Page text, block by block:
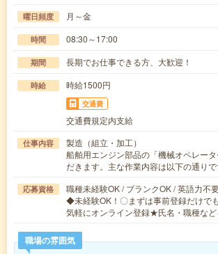
曜日頻度 月～金
時間 08:30～17:00
期間 長期でお仕事できる方、大歓迎！
時給 時給1500円
交通費
交通費規定内支給
仕事内容
製造（組立・加工）
船舶用エンジン部品の「機械オペレー
だきます。主な作業内容は以下の通り
応募資格
職種未経験OK / ブランクOK / 英語力不
◆未経験OK！〇まずは事前登録だけで
気軽にオンライン登録★氏名・職種な
職場の雰囲気